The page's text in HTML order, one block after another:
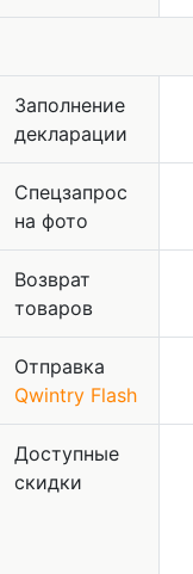
Заполнение
декларации
Спецзапрос
на фото
Возврат
товаров
Отправка
Qwintry Flash
Доступные
скидки